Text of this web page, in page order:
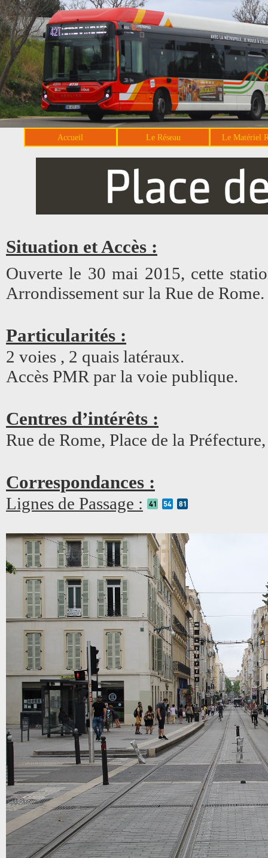
Accueil Le Réseau Le Matériel
Situation et Accès :
Ouverte le 30 mai 2015, cette
Arrondissement sur la Rue de Rome.
Particularités :
2 voies , 2 quais latéraux.
Accès PMR par la voie publique.
Centres d’intérêts :
Rue de Rome, Place de la
Correspondances :
Lignes de Passage :